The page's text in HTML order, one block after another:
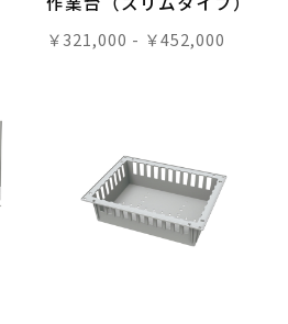
￥321,000 - ￥452,000